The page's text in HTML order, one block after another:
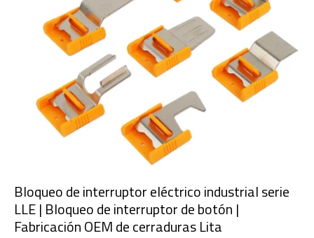
Bloqueo de interruptor eléctrico industrial serie
LLE | Bloqueo de interruptor de botón |
Fabricación OEM de cerraduras Lita